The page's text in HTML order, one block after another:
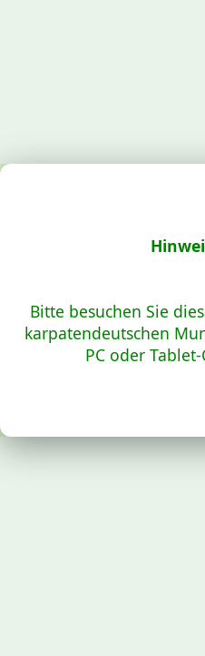
Bitte besuchen Sie
karpatendeutschen
PC oder